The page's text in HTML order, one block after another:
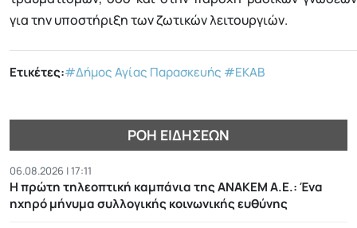
για την υποστήριξη των ζωτικών λειτουργιών.
Ετικέτες:#Δήμος Αγίας Παρασκευής #ΕΚΑΒ
ΡΟΉ ΕΙΔΉΣΕΩΝ
06.08.2026 | 17:11
Η πρώτη τηλεοπτική καμπάνια της ΑΝΑΚΕΜ Α.Ε.: Ένα
ηχηρό μήνυμα συλλογικής κοινωνικής ευθύνης